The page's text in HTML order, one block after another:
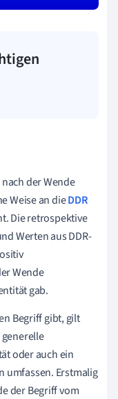
der Wende
Weise an dieDDR
Die retrospektive
Werten aus DDR-
Wende
gab.
Begriff gibt, gilt
oder auch ein
umfassen. Erstmalig
der Begriff vom